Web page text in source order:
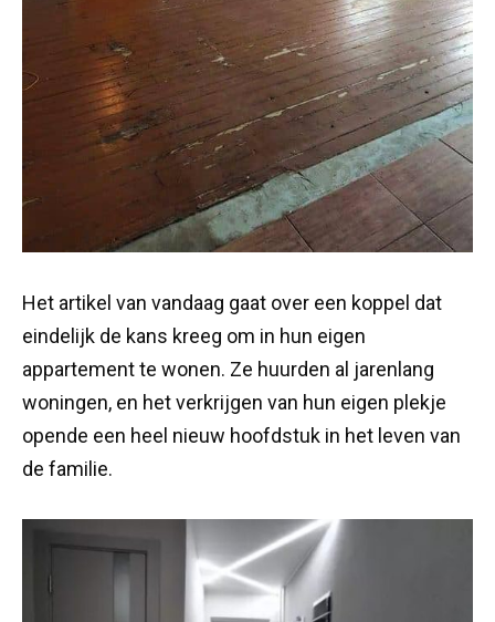
Het artikel van vandaag gaat over een koppel dat
eindelijk de kans kreeg om in hun eigen
appartement te wonen. Ze huurden al jarenlang
woningen, en het verkrijgen van hun eigen plekje
opende een heel nieuw hoofdstuk in het leven van
de familie.